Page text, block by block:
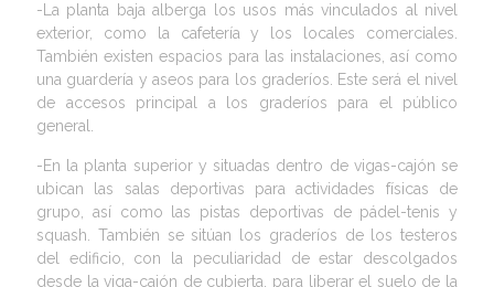
-La planta baja alberga los usos más vinculados al nivel
exterior, como la cafetería y los locales comerciales.
También existen espacios para las instalaciones, así como
una guardería y aseos para los graderíos. Este será el nivel
de accesos principal a los graderíos para el público
general.
-En la planta superior y situadas dentro de vigas-cajón se
ubican las salas deportivas para actividades físicas de
grupo, así como las pistas deportivas de pádel-tenis y
squash. También se sitúan los graderíos de los testeros
del edificio, con la peculiaridad de estar descolgados
desde la viga-cajón de cubierta, para liberar el suelo de la